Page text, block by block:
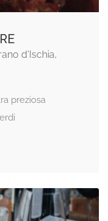
d'Ischia,
preziosa